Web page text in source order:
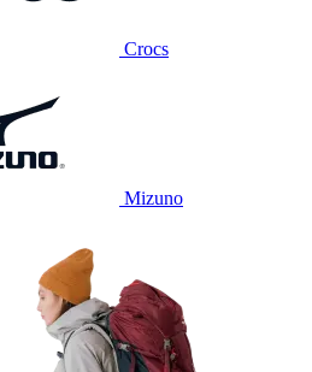
Crocs
Mizuno